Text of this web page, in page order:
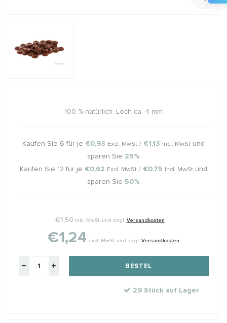
100 % natürlich. Loch ca. 4 mm
Kaufen Sie 6 für je €0,93 Excl. MwSt / €1,13 Incl. MwSt und
sparen Sie 25%
Kaufen Sie 12 für je €0,62 Excl. MwSt / €0,75 Incl. MwSt und
sparen Sie 50%
€1,50 Inkl. MwSt. und zzgl. Versandkosten
€1,24 exkl. MwSt. und zzgl. Versandkosten
BESTEL
29 Stück auf Lager